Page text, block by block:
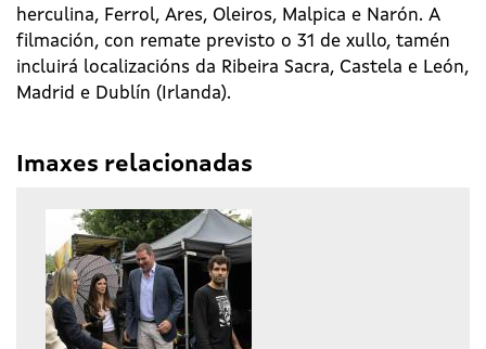
herculina, Ferrol, Ares, Oleiros, Malpica e Narón. A
filmación, con remate previsto o 31 de xullo, tamén
incluirá localizacións da Ribeira Sacra, Castela e León,
Madrid e Dublín (Irlanda).
Imaxes relacionadas